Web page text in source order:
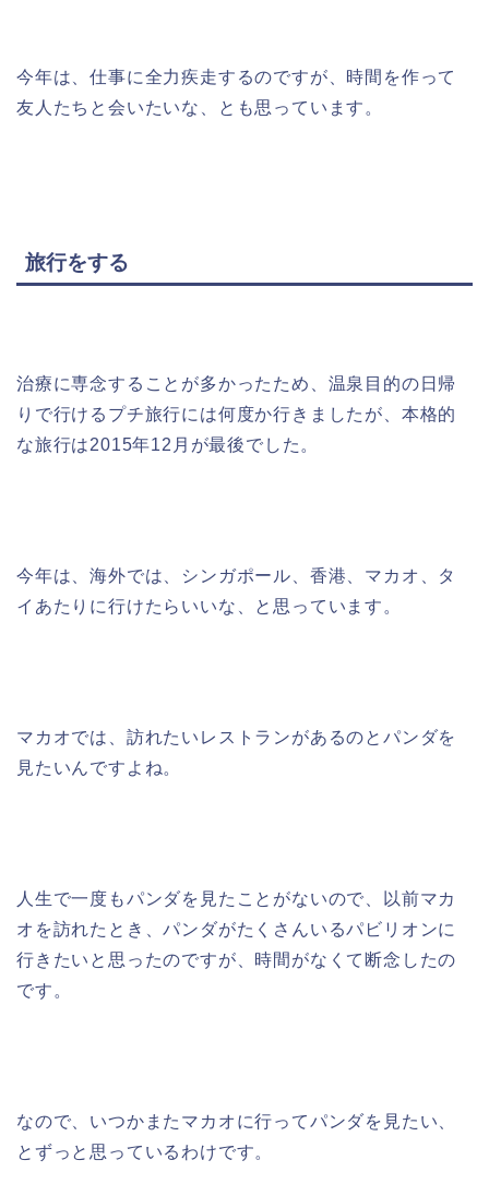
今年は、仕事に全力疾走するのですが、時間を作って
友人たちと会いたいな、とも思っています。
旅行をする
治療に専念することが多かったため、温泉目的の日帰
りで行けるプチ旅行には何度か行きましたが、本格的
な旅行は2015年12月が最後でした。
今年は、海外では、シンガポール、香港、マカオ、タ
イあたりに行けたらいいな、と思っています。
マカオでは、訪れたいレストランがあるのとパンダを
見たいんですよね。
人生で一度もパンダを見たことがないので、以前マカ
オを訪れたとき、パンダがたくさんいるパビリオンに
行きたいと思ったのですが、時間がなくて断念したの
です。
なので、いつかまたマカオに行ってパンダを見たい、
とずっと思っているわけです。